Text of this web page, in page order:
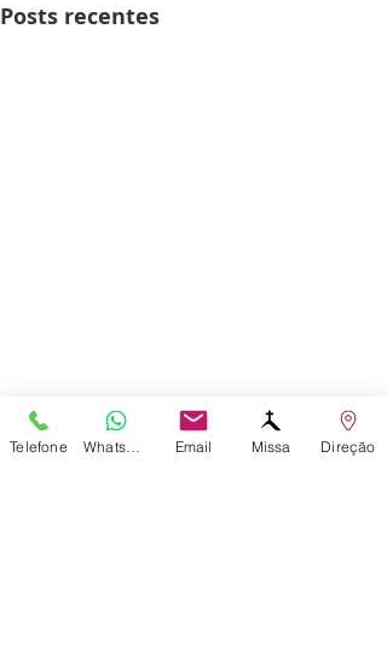
Posts recentes
Telefone Email Missa Direção